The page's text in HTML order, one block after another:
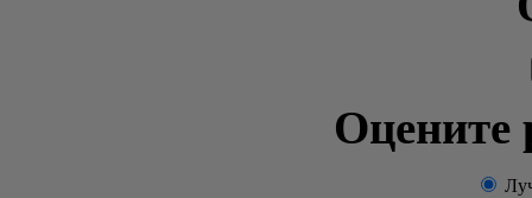
Оцените